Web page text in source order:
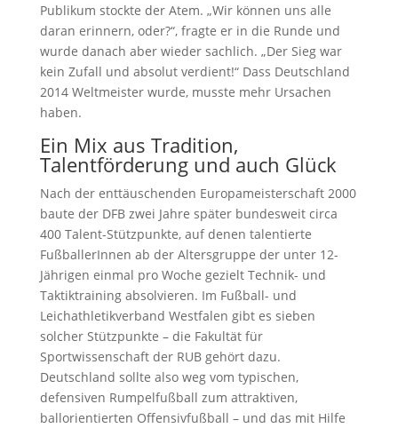
Publikum stockte der Atem. „Wir können uns alle
daran erinnern, oder?“, fragte er in die Runde und
wurde danach aber wieder sachlich. „Der Sieg war
kein Zufall und absolut verdient!“ Dass Deutschland
2014 Weltmeister wurde, musste mehr Ursachen
haben.
Ein Mix aus Tradition,
Talentförderung und auch Glück
Nach der enttäuschenden Europameisterschaft 2000
baute der DFB zwei Jahre später bundesweit circa
400 Talent-Stützpunkte, auf denen talentierte
FußballerInnen ab der Altersgruppe der unter 12-
Jährigen einmal pro Woche gezielt Technik- und
Taktiktraining absolvieren. Im Fußball- und
Leichathletikverband Westfalen gibt es sieben
solcher Stützpunkte – die Fakultät für
Sportwissenschaft der RUB gehört dazu.
Deutschland sollte also weg vom typischen,
defensiven Rumpelfußball zum attraktiven,
ballorientierten Offensivfußball – und das mit Hilfe